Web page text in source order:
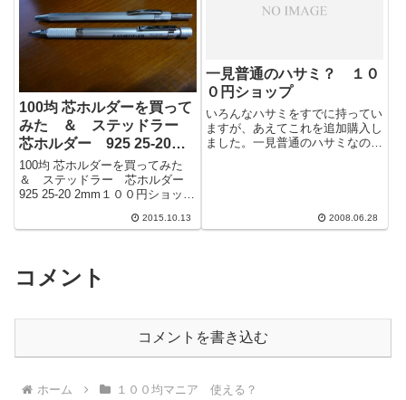
100均 芯ホルダーを買って
みた ＆ ステッドラー
芯ホルダー 925 25-20
2mm
100均 芯ホルダーを買ってみた
＆ ステッドラー 芯ホルダー
925 25-20 2mm１００円ショップ
ってみた。芯ホルダーとい...
2015.10.13
一見普通のハサミ？ １０
０円ショップ
いろんなハサミをすでに持ってい
ますが、あえてこれを追加購入し
ました。一見普通のハサミなので
2008.06.28
コメント
コメントを書き込む
ホーム １００均マニア 使える？